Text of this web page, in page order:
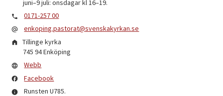
juni–9 juli: onsdagar kl 16–19.
0171-257 00
enkoping.pastorat@svenskakyrkan.se
Tillinge kyrka
745 94Enköping
Webb
Facebook
Runsten U785.